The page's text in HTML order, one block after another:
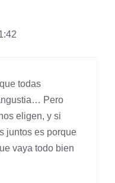
todas
Pero
eligen, y si
juntos es porque
vaya todo bien